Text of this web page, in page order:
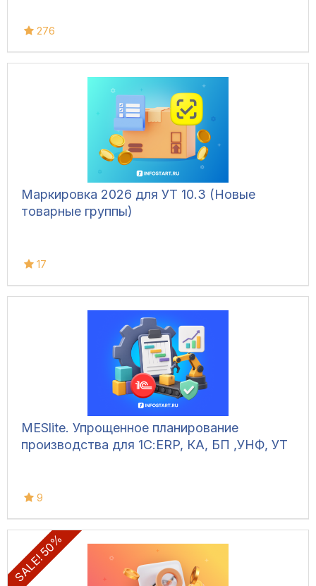
276
Маркировка 2026 для УТ 10.3 (Новые
товарные группы)
17
MESlite. Упрощенное планирование
производства для 1С:ERP, КА, БП ,УНФ, УТ
9
SALE! 50%